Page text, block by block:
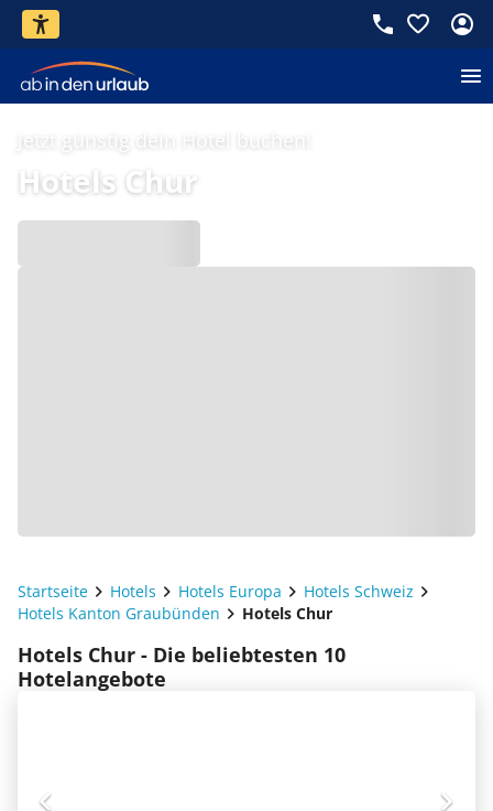
Jetzt günstig dein Hotel buchen!
Hotels Chur
Startseite Hotels Hotels Europa
Hotels Schweiz
Hotels Kanton Graubünden
Hotels Chur
Hotels Chur - Die beliebtesten 10
Hotelangebote